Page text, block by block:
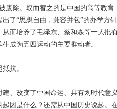
废除。取而替之的是中国的高等教育
了“思想自由，兼容并包”的办学方
而培养了毛泽东、蔡和森等一大批
成为五四运动的主要推动者。
抗。
改变了中国命运、具有划时代意
因是什么？还需从中国历史说起。